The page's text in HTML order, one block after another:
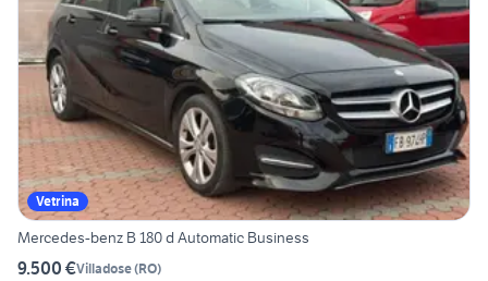
Vetrina
Mercedes-benz B 180 d Automatic Business
9.500 €Villadose(RO)